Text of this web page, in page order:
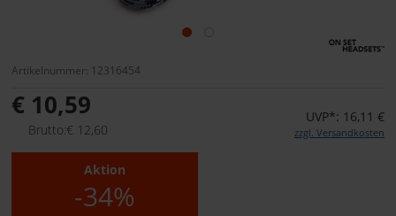
Artikelnummer: 12316454
€ 10,59
Brutto:€ 12,60
UVP*: 16,11 €
zzgl. Versandkosten
Aktion
-34%